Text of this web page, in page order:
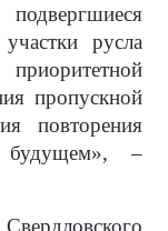
русла
пропускной
повторения
будущем», –